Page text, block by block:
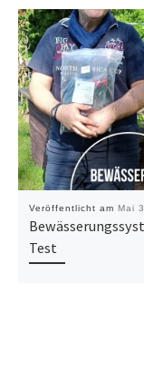
Veröffentlicht am Mai
Test